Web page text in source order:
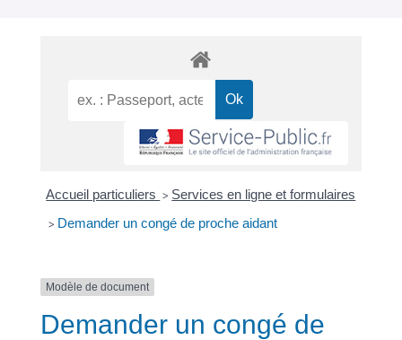
Accueil particuliers > Services en ligne et formulaires
> Demander un congé de proche aidant
Modèle de document
Demander un congé de